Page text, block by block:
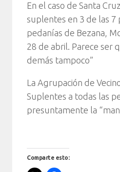
En el caso de Santa
suplentes en 3 de las
pedanías de Bezana,
28 de abril. Parece ser
demás tampoco”
La Agrupación de
Suplentes a todas las
presuntamente la
Comparte esto: